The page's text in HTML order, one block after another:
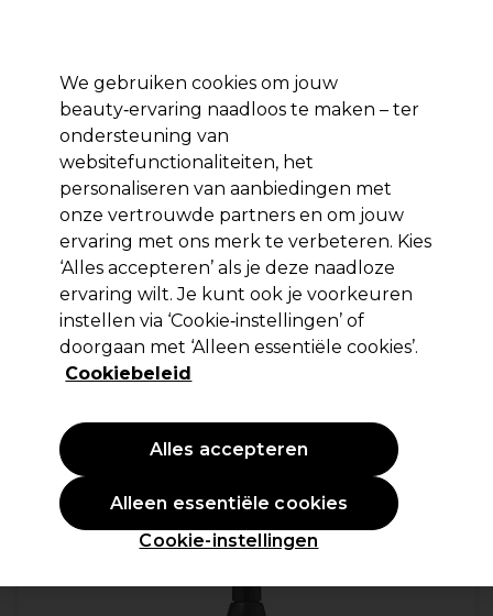
Aanmelden
Merken Deals 🌟 Haar Elektra Beauty
Volgende dag geleverd*
Na verzending, maandag t/m vrijdag
China Glaze
China Glaze Gelaze Gel Polish Cleanser 60ml
(0)
13,99 €
We gebruiken cookies om jouw
beauty‑ervaring naadloos te maken – ter
ondersteuning van
websitefunctionaliteiten, het
personaliseren van aanbiedingen met
onze vertrouwde partners en om jouw
ervaring met ons merk te verbeteren. Kies
‘Alles accepteren’ als je deze naadloze
ervaring wilt. Je kunt ook je voorkeuren
instellen via ‘Cookie‑instellingen’ of
doorgaan met ‘Alleen essentiële cookies’.
Cookiebeleid
Cookie-instellingen
Alleen essentiële cookies
Alles accepteren